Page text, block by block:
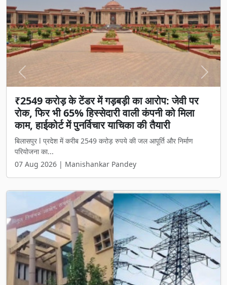
₹2549 करोड़ के टेंडर में गड़बड़ी का आरोप: जेवी पर
रोक, फिर भी 65% हिस्सेदारी वाली कंपनी को मिला
काम, हाईकोर्ट में पुनर्विचार याचिका की तैयारी
बिलासपुर l प्रदेश में करीब 2549 करोड़ रुपये की जल आपूर्ति और निर्माण
परियोजना का...
07 Aug 2026 | Manishankar Pandey
Previous Next